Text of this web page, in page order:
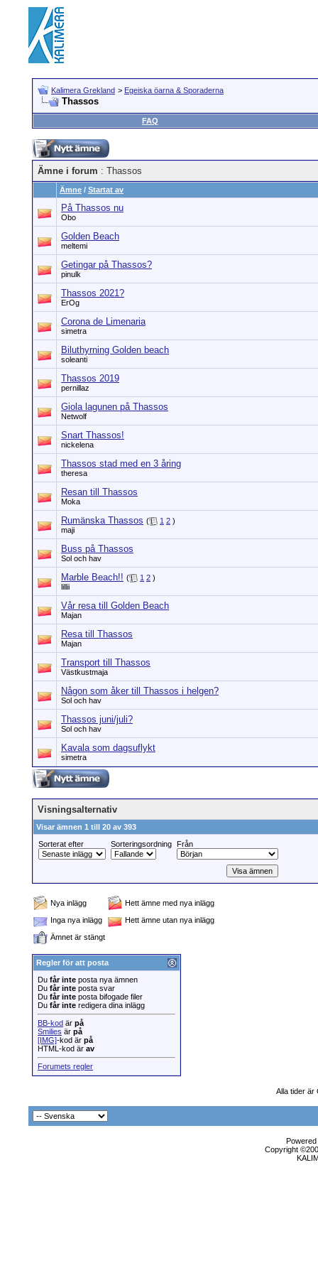
Kalimera Grekland > Egeiska öarna & Sporaderna
Thassos
FAQ
Ämne i forum : Thassos
Ämne / Startat av
På Thassos nu
Obo
Golden Beach
meltemi
Getingar på Thassos?
pinulk
Thassos 2021?
ErOg
Corona de Limenaria
simetra
Biluthyrning Golden beach
soleanti
Thassos 2019
pernillaz
Giola lagunen på Thassos
Netwolf
Snart Thassos!
nickelena
Thassos stad med en 3 åring
theresa
Resan till Thassos
Moka
Rumänska Thassos ( 1 2 )
maji
Buss på Thassos
Sol och hav
Marble Beach!! ( 1 2 )
lillii
Vår resa till Golden Beach
Majan
Resa till Thassos
Majan
Transport till Thassos
Västkustmaja
Någon som åker till Thassos i helgen?
Sol och hav
Thassos juni/juli?
Sol och hav
Kavala som dagsuflykt
simetra
Visningsalternativ
Visar ämnen 1 till 20 av 393
Sorterat efter
Sorteringsordning Från
Nya inlägg
Hett ämne med nya inlägg
Inga nya inlägg
Hett ämne utan nya inlägg
Ämnet är stängt
Regler för att posta
Du får inte posta nya ämnen
Du får inte posta svar
Du får inte posta bifogade filer
Du får inte redigera dina inlägg
BB-kod är på
Smilies är på
[IMG]-kod är på
HTML-kod är av
Forumets regler
Alla tider är
Copyright